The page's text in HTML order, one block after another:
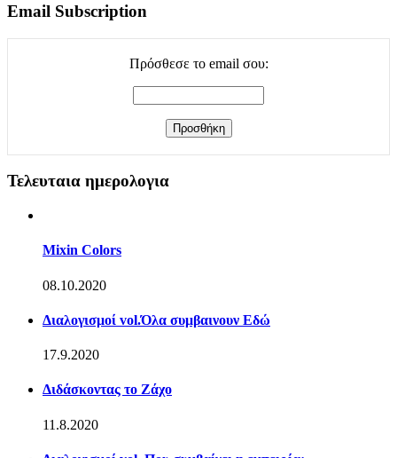
Email Subscription
Πρόσθεσε το email σου:
Τελευταια ημερολογια
Mixin Colors
08.10.2020
Διαλογισμοί vol.Όλα συμβαινουν Εδώ
17.9.2020
Διδάσκοντας το Ζάχο
11.8.2020